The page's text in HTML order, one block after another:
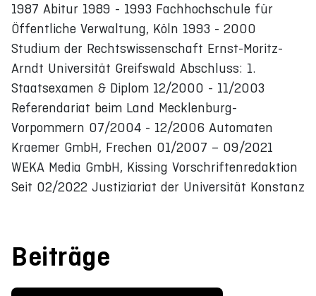
1987 Abitur 1989 - 1993 Fachhochschule für
Öffentliche Verwaltung, Köln 1993 - 2000
Studium der Rechtswissenschaft Ernst-Moritz-
Arndt Universität Greifswald Abschluss: 1.
Staatsexamen & Diplom 12/2000 - 11/2003
Referendariat beim Land Mecklenburg-
Vorpommern 07/2004 - 12/2006 Automaten
Kraemer GmbH, Frechen 01/2007 – 09/2021
WEKA Media GmbH, Kissing Vorschriftenredaktion
Seit 02/2022 Justiziariat der Universität Konstanz
Beiträge